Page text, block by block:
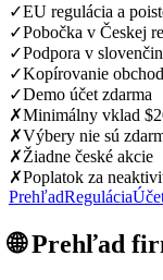
✓EU regulácia a
✓Pobočka v Českej
✓Podpora v
✓Kopírovanie
✓Demo účet zdarma
✗Minimálny vklad
✗Výbery nie sú
✗Žiadne české akcie
✗Poplatok za
PrehľadRegulácia
🌐 Prehľad